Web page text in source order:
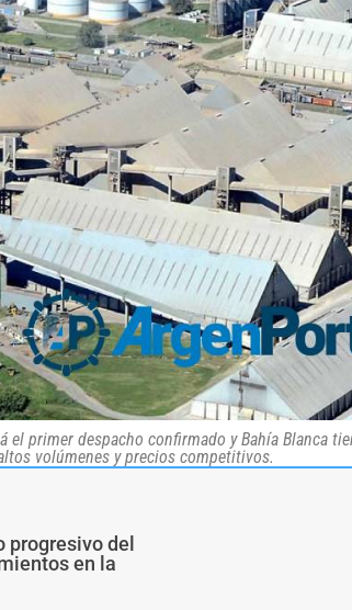
primer despacho confirmado y Bahía Blanca
volúmenes y precios competitivos.
del
en la